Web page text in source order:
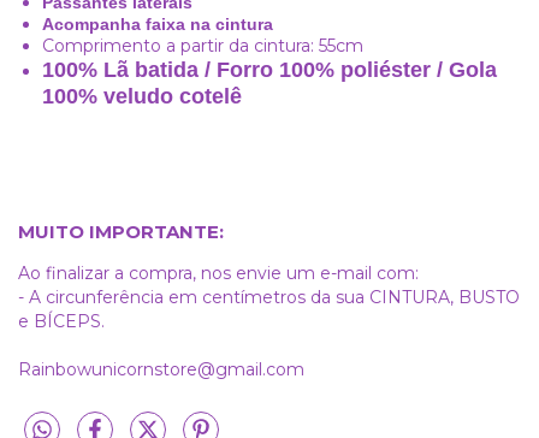
Acompanha faixa na cintura
Comprimento a partir da cintura: 55cm
100% Lã batida / Forro 100% poliéster / Gola
100% veludo cotelê
MUITO IMPORTANTE:
Ao finalizar a compra, nos envie um e-mail com:
- A circunferência em centímetros da sua CINTURA, BUSTO
e BÍCEPS.
Rainbowunicornstore@gmail.com